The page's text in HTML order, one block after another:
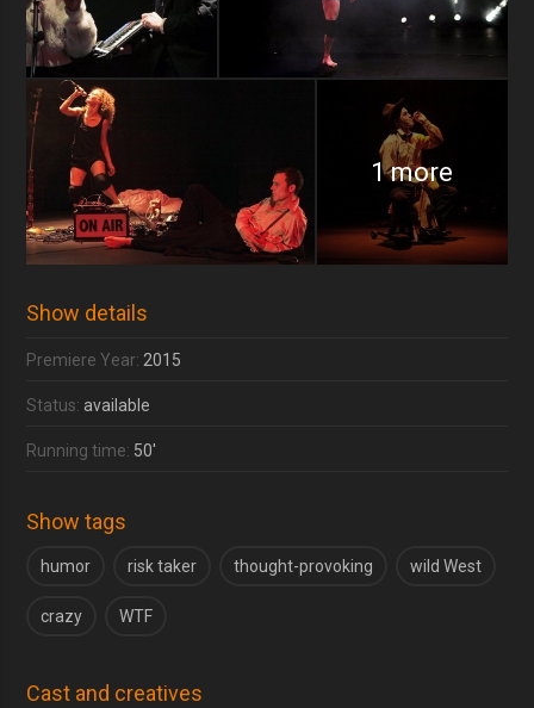
1 more
Show details
Premiere Year: 2015
Status: available
Running time: 50'
Show tags
humor risk taker thought-provoking wild West
crazy WTF
Cast and creatives